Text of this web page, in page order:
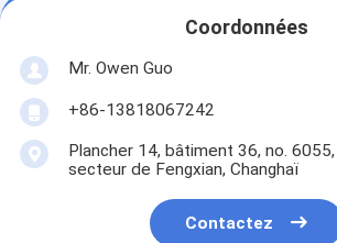
Coordonnées
Mr. Owen Guo
+86-13818067242
Plancher 14, bâtiment 36, no.
secteur de Fengxian, Changhaï
Contactez